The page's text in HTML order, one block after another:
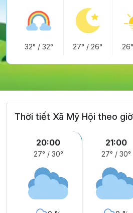
32° / 32° 27° /26° 26°
Thời tiết Xã Mỹ Hội theo giờ
20:00
27° / 30°
21:00
27° / 30°